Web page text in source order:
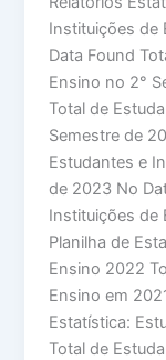
Instituições de
Data Found
Ensino no 2°
Total de
Semestre de
Estudantes e
de 2023 No
Instituições de
Planilha de
Ensino 2022
Ensino em
Estatística:
Total de